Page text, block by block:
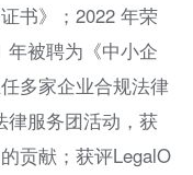
书》；2022 年荣
年被聘为《中小企
多家企业合规法律
律服务团活动，获
贡献；获评LegalO